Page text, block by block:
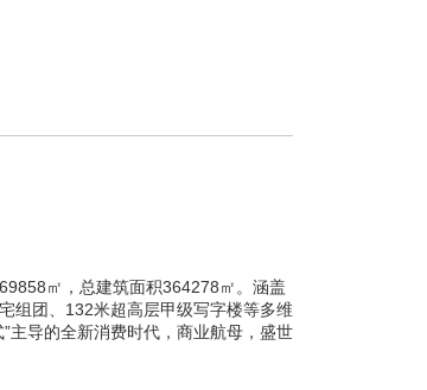
㎡，总建筑面积364278㎡。涵盖
组团、132米超高层甲级写字楼等多维
主导的全新消费时代，商业航母，盛世